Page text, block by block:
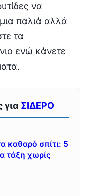
να
παλιά αλλά
τα
ενώ κάνετε
για ΣΙΔΕΡΟ
καθαρό σπίτι: 5
τάξη χωρίς